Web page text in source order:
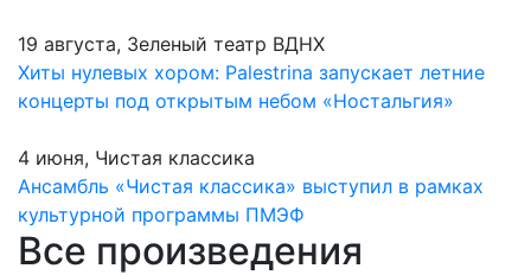
19 августа, Зеленый театр ВДНХ
Хиты нулевых хором: Palestrina запускает летние
концерты под открытым небом «Ностальгия»
4 июня, Чистая классика
Ансамбль «Чистая классика» выступил в рамках
культурной программы ПМЭФ
Все произведения